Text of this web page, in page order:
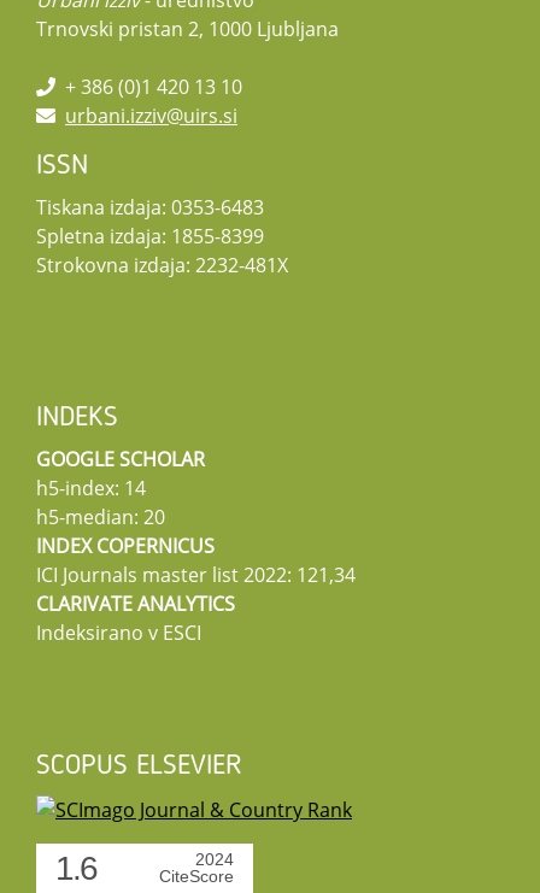
Trnovski pristan 2, 1000 Ljubljana
+ 386 (0)1 420 13 10
urbani.izziv@uirs.si
ISSN
Tiskana izdaja: 0353-6483
Spletna izdaja: 1855-8399
Strokovna izdaja: 2232-481X
INDEKS
GOOGLE SCHOLAR
h5-index: 14
h5-median: 20
INDEX COPERNICUS
ICI Journals master list 2022: 121,34
CLARIVATE ANALYTICS
Indeksirano v ESCI
SCOPUS ELSEVIER
1.6
2024
CiteScore